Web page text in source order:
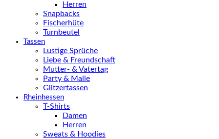
Herren
Snapbacks
Fischerhüte
Turnbeutel
Tassen
Lustige Sprüche
Liebe & Freundschaft
Mutter- & Vatertag
Party & Malle
Glitzertassen
Rheinhessen
T-Shirts
Damen
Herren
Sweats & Hoodies